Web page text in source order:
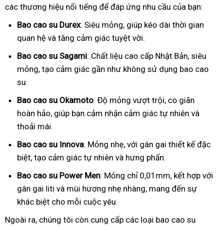
các thương hiệu nổi tiếng để đáp ứng nhu cầu của bạn:
Bao cao su Durex: Siêu mỏng, giúp kéo dài thời gian
quan hệ và tăng cảm giác tuyệt vời.
Bao cao su Sagami: Chất liệu cao cấp Nhật Bản, siêu
mỏng, tạo cảm giác gần như không sử dụng bao cao
su.
Bao cao su Okamoto: Độ mỏng vượt trội, co giãn
hoàn hảo, giúp bạn cảm nhận cảm giác tự nhiên và
thoải mái.
Bao cao su Innova: Mỏng nhẹ, với gân gai thiết kế đặc
biệt, tạo cảm giác tự nhiên và hưng phấn.
Bao cao su Power Men: Mỏng chỉ 0,01mm, kết hợp với
gân gai liti và mùi hương nhẹ nhàng, mang đến sự
khác biệt cho mỗi cuộc yêu.
Ngoài ra, chúng tôi còn cung cấp các loại bao cao su